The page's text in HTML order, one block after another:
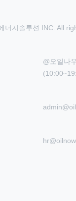
너지솔루션 INC. All
@오일나